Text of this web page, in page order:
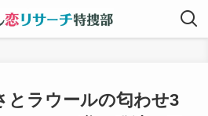
とラウールの匂わせ3